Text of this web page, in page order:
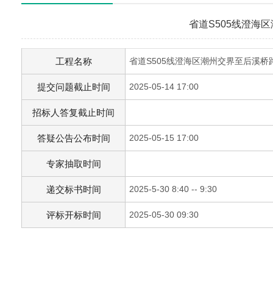
省道S505线澄海
工程名称 省道S505线澄海区潮州交界至后溪
提交问题截止时间 2025-05-14 17:00
招标人答复截止时间
答疑公告公布时间 2025-05-15 17:00
专家抽取时间
递交标书时间 2025-5-30 8:40 -- 9:30
评标开标时间 2025-05-30 09:30